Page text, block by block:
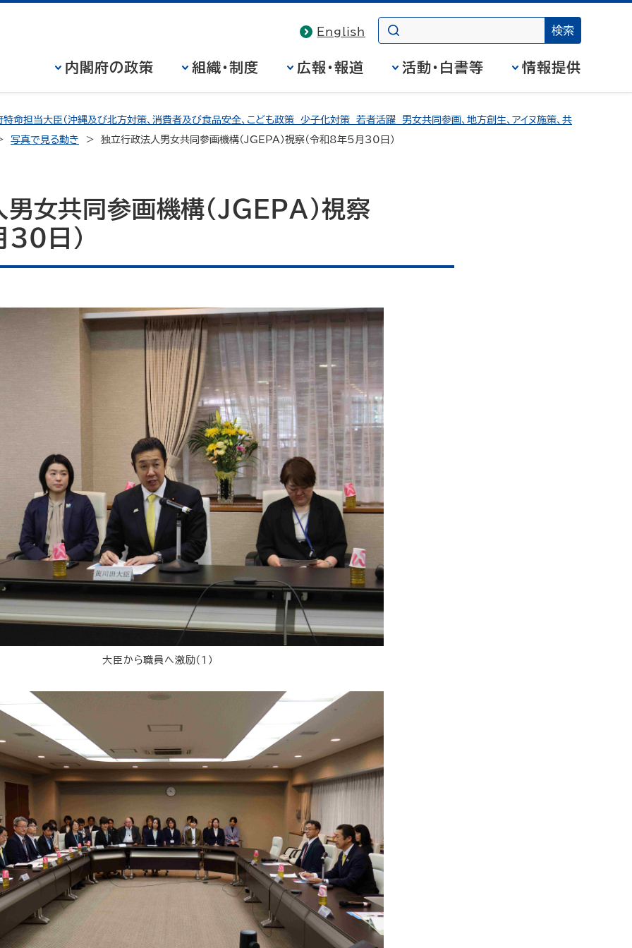
English
内閣府の政策 組織・制度 広報・報道 活動・白書等 情報提供
命担当大臣（沖縄及び北方対策、消費者及び食品安全、こども政策 少子化対策 若者活躍 男女共同参画、地方創生、アイヌ施策、共
写真で見る動き
独立行政法人男女共同参画機構（JGEPA）視察（令和8年5月30日）
女共同参画機構（JGEPA）視察
30日）
大臣から職員へ激励（１）